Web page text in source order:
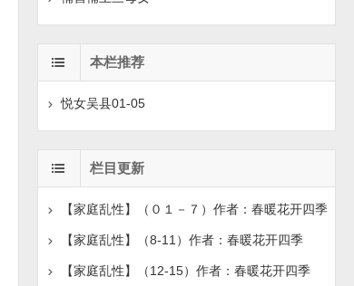
本栏推荐
悦女吴县01-05
栏目更新
【家庭乱性】（０１－７）作者：春暖花开四季
【家庭乱性】（8-11）作者：春暖花开四季
【家庭乱性】（12-15）作者：春暖花开四季